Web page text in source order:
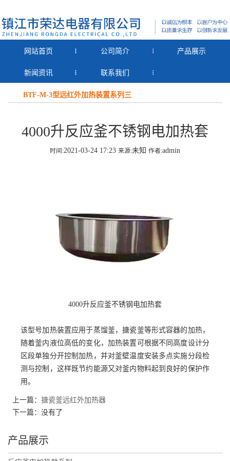
网站首页 公司简介 产品展示
新闻资讯 联系我们
BTF-M-3型远红外加热装置系列三
4000升反应釜不锈钢电加热套
时间:2021-03-24 17:23 来源:未知 作者:admin
4000升反应釜不锈钢电加热套
该型号加热装置应用于蒸馏釜，搪瓷釜等形式容器的加热，
随着釜内液位高低的变化，加热装置可根据不同高度设计分
区段单独分开控制加热，并对釜壁温度安装多点实施分段检
测与控制，这样既节约能源又对釜内物料起到良好的保护作
用。
上一篇： 搪瓷釜远红外加热器
下一篇：没有了
产品展示